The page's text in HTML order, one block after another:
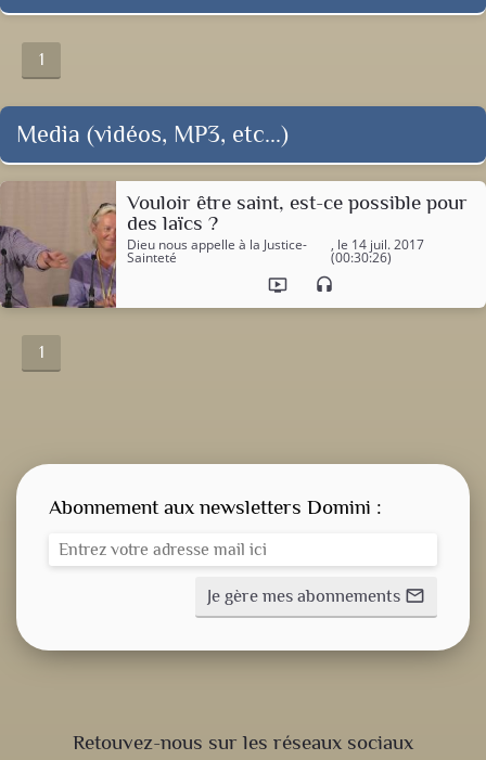
1
Media (vidéos, MP3, etc...)
Vouloir être saint, est-ce possible pour
des laïcs ?
Dieu nous appelle à la Justice-
Sainteté
, le 14 juil. 2017
(00:30:26)
ondemand_video headset
1
Retouvez-nous sur les réseaux sociaux
Abonnement aux newsletters Domini :
Je gère mes abonnements mail_outline